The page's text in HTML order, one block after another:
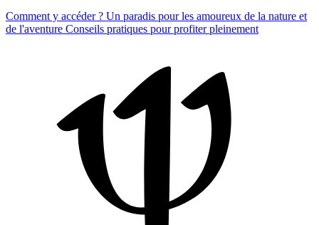
Comment y accéder ? Un paradis pour les amoureux de la nature et
de l'aventure Conseils pratiques pour profiter pleinement